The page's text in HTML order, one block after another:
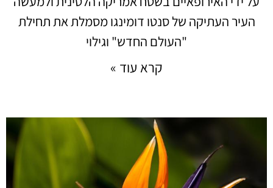
העיר העתיקה של סנטו דומינגו מסמלת את תחילת
"העולם החדש" וגילוי
קרא עוד »